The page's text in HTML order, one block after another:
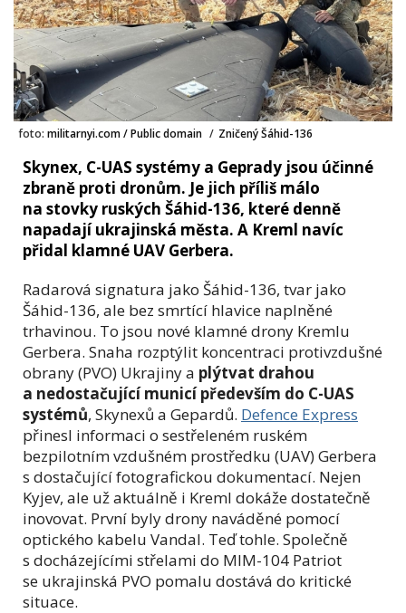
foto: militarnyi.com / Public domain / Zničený Šáhid-136
Skynex, C-UAS systémy a Geprady jsou účinné
zbraně proti dronům. Je jich příliš málo
na stovky ruských Šáhid-136, které denně
napadají ukrajinská města. A Kreml navíc
přidal klamné UAV Gerbera.
Radarová signatura jako Šáhid-136, tvar jako
Šáhid-136, ale bez smrtící hlavice naplněné
trhavinou. To jsou nové klamné drony Kremlu
Gerbera. Snaha rozptýlit koncentraci protivzdušné
obrany (PVO) Ukrajiny a plýtvat drahou
a nedostačující municí především do C-UAS
systémů, Skynexů a Gepardů. Defence Express
přinesl informaci o sestřeleném ruském
bezpilotním vzdušném prostředku (UAV) Gerbera
s dostačující fotografickou dokumentací. Nejen
Kyjev, ale už aktuálně i Kreml dokáže dostatečně
inovovat. První byly drony naváděné pomocí
optického kabelu Vandal. Teď tohle. Společně
s docházejícími střelami do MIM-104 Patriot
se ukrajinská PVO pomalu dostává do kritické
situace.